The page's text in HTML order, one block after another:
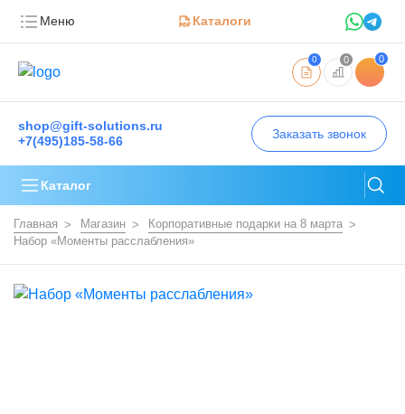
Меню Каталоги
0 0 0
shop@gift-solutions.ru
+7(495)185-58-66
Заказать звонок
Каталог
Главная Магазин
Корпоративные подарки на 8 марта
Набор «Моменты расслабления»